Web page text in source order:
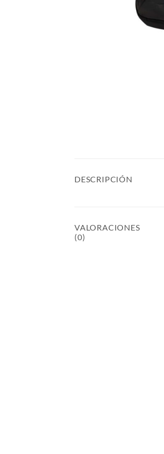
DESCRIPCIÓN
VALORACIONES
(0)